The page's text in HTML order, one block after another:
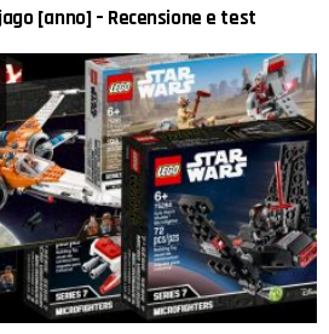
[anno] – Recensione e test